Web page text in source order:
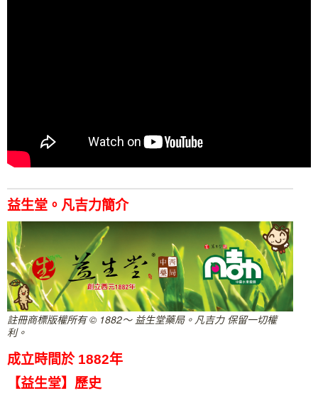
益生堂。凡吉力簡介
註冊商標版權所有 © 1882～ 益生堂藥局。凡吉力 保留一切權
利。
成立時間於 1882年
【益生堂】歷史